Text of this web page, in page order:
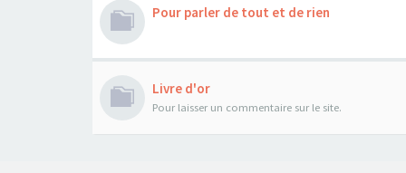
Pour parler de tout et de rien
Livre d'or
Pour laisser un commentaire sur le site.